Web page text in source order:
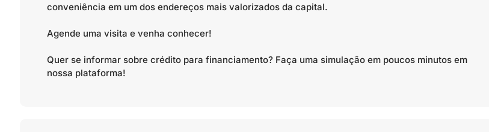
conveniência em um dos endereços mais valorizados da capital.
Agende uma visita e venha conhecer!
Quer se informar sobre crédito para financiamento? Faça uma simulação em poucos minutos em
nossa plataforma!